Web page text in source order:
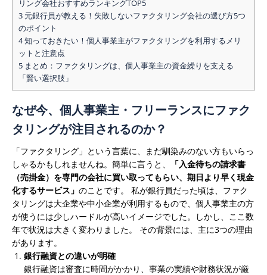
グ
は
リング会社おすすめランキングTOP5
3 元銀行員が教える！失敗しないファクタリング会社の選び方5つ
のポイント
4知っておきたい！個人事業主がファクタリングを利用するメリ
ットと注意点
5 まとめ：ファクタリングは、個人事業主の資金繰りを支える
「賢い選択肢」
なぜ今、個人事業主・フリーランスにファク
タリングが注目されるのか？
「ファクタリング」という言葉に、まだ馴染みのない方もいらっ
しゃるかもしれませんね。簡単に言うと、
「入金待ちの請求書
（売掛金）を専門の会社に買い取ってもらい、期日より早く現金
化するサービス」 のことです。
私が銀行員だった頃は、ファク
タリングは大企業や中小企業が利用するもので、個人事業主の方
が使うには少しハードルが高いイメージでした。しかし、ここ数
年で状況は大きく変わりました。
その背景には、主に3つの理由
があります。
銀行融資との違いが明確
銀行融資は審査に時間がかかり、事業の実績や財務状況が厳